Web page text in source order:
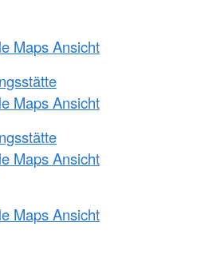
Maps Ansicht
Maps Ansicht
Maps Ansicht
Maps Ansicht